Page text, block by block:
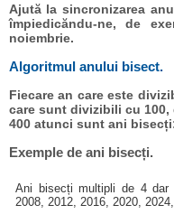
Ajută la sincronizarea
împiedicăndu-ne, de
noiembrie.
Algoritmul anului bisect.
Fiecare an care este
care sunt divizibili cu
400 atunci sunt ani
Exemple de ani bisecți.
Ani bisecți multipli de 4 dar
2008, 2012, 2016, 2020,